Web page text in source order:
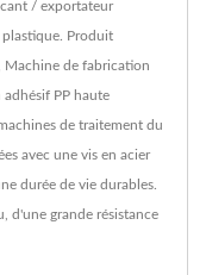
/ exportateur
plastique. Produit
Machine de fabrication
PP haute
de traitement du
avec une vis en acier
durée de vie durables.
d'une grande résistance